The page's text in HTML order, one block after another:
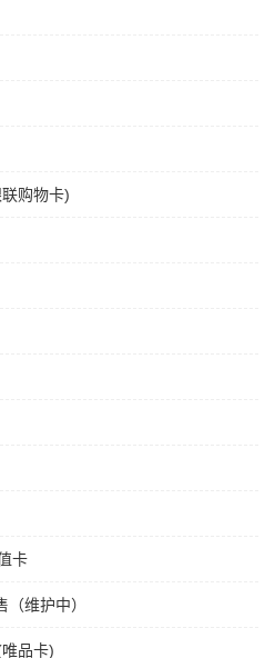
购物卡)
卡
维护中）
品卡)